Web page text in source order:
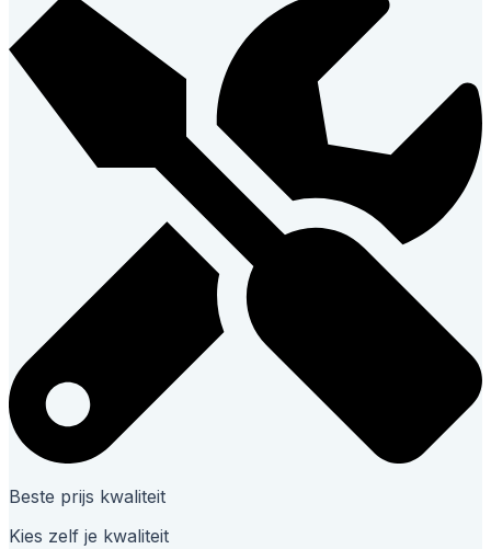
Beste prijs kwaliteit
Kies zelf je kwaliteit